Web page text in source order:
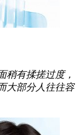
稍有揉搓过度，
大部分人往往容